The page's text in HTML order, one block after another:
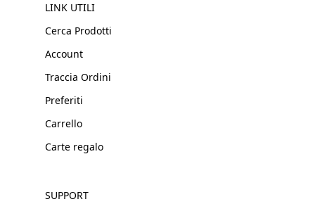
LINK UTILI
Cerca Prodotti
Account
Traccia Ordini
Preferiti
Carrello
Carte regalo
SUPPORT